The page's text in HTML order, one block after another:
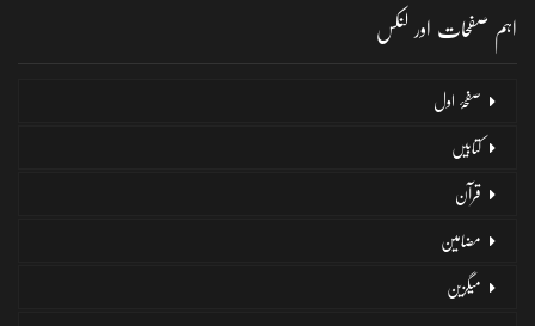
اہم صفحات اور لنکس
صفحۂ اول
کتابیں
قرآن
مضامین
میگزین